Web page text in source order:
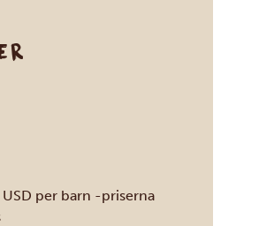
per barn -priserna